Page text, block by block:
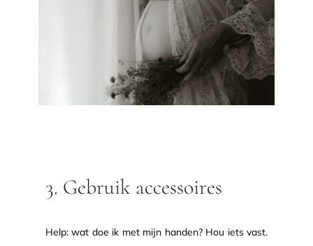
3. Gebruik accessoires
Help: wat doe ik met mijn handen? Hou iets vast.